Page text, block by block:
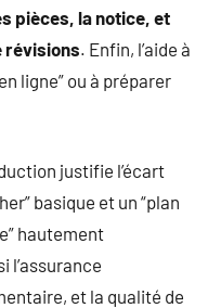
pièces, la notice, et
révisions. Enfin, l’aide à
ligne” ou à préparer
justifie l’écart
basique et un “plan
hautement
l’assurance
et la qualité de